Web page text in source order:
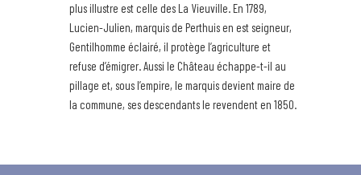
plus illustre est celle des La Vieuville. En 1789,
Lucien-Julien, marquis de Perthuis en est seigneur,
Gentilhomme éclairé, il protège l’agriculture et
refuse d’émigrer. Aussi le Château échappe-t-il au
pillage et, sous l’empire, le marquis devient maire de
la commune, ses descendants le revendent en 1850.